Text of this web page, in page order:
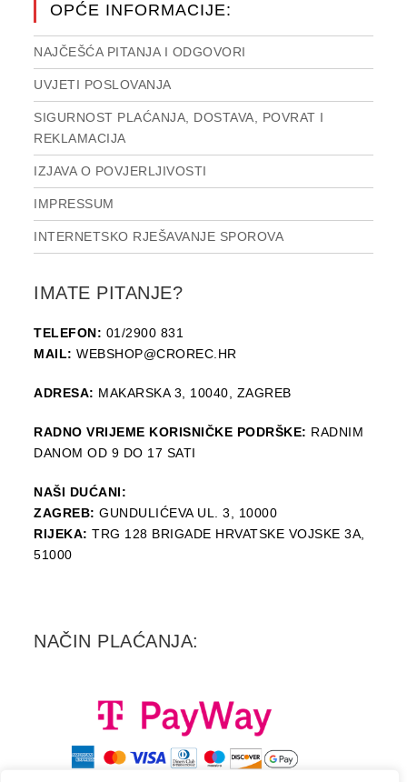
OPĆE INFORMACIJE:
NAJČEŠĆA PITANJA I ODGOVORI
UVJETI POSLOVANJA
SIGURNOST PLAĆANJA, DOSTAVA, POVRAT I
REKLAMACIJA
IZJAVA O POVJERLJIVOSTI
IMPRESSUM
INTERNETSKO RJEŠAVANJE SPOROVA
IMATE PITANJE?
TELEFON: 01/2900 831
MAIL: WEBSHOP@CROREC.HR
ADRESA: MAKARSKA 3, 10040, ZAGREB
RADNO VRIJEME KORISNIČKE PODRŠKE: RADNIM
DANOM OD 9 DO 17 SATI
NAŠI DUĆANI:
ZAGREB: GUNDULIĆEVA UL. 3, 10000
RIJEKA: TRG 128 BRIGADE HRVATSKE VOJSKE 3A,
51000
NAČIN PLAĆANJA: